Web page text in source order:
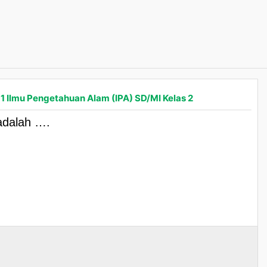
Ilmu Pengetahuan Alam (IPA) SD/MI Kelas 2
….